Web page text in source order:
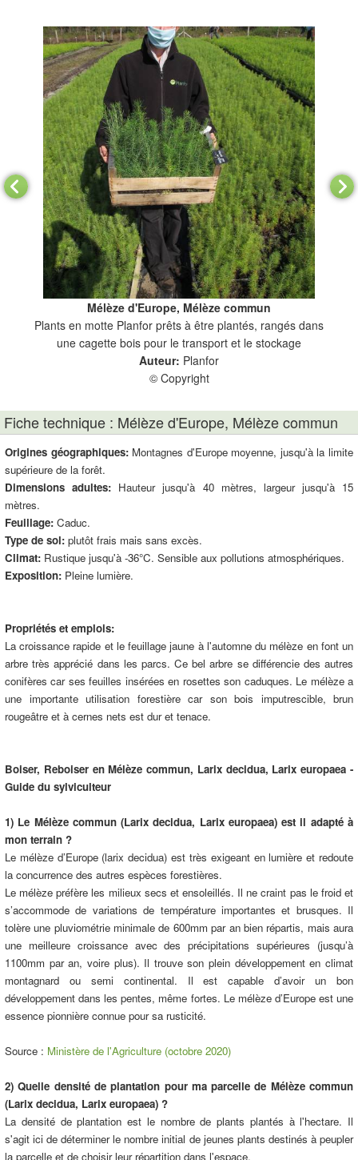
Mélèze d'Europe, Mélèze commun
Plants en motte Planfor prêts à être plantés, rangés dans
une cagette bois pour le transport et le stockage
Auteur: Planfor
© Copyright
Fiche technique : Mélèze d'Europe, Mélèze commun
Origines géographiques:Montagnes d'Europe moyenne, jusqu'à la limite
supérieure de la forêt.
Dimensions adultes: Hauteur jusqu'à 40 mètres, largeur jusqu'à 15
mètres.
Feuillage: Caduc.
Type de sol: plutôt frais mais sans excès.
Climat: Rustique jusqu'à -36°C. Sensible aux pollutions atmosphériques.
Exposition: Pleine lumière.
Propriétés et emplois:
La croissance rapide et le feuillage jaune à l'automne du mélèze en font un
arbre très apprécié dans les parcs. Ce bel arbre se différencie des autres
conifères car ses feuilles insérées en rosettes son caduques. Le mélèze a
une importante utilisation forestière car son bois imputrescible, brun
rougeâtre et à cernes nets est dur et tenace.
Boiser, Reboiser en Mélèze commun, Larix decidua, Larix europaea -
Guide du sylviculteur
1) Le Mélèze commun (Larix decidua, Larix europaea) est il adapté à
mon terrain ?
Le mélèze d’Europe (larix decidua) est très exigeant en lumière et redoute
la concurrence des autres espèces forestières.
Le mélèze préfère les milieux secs et ensoleillés. Il ne craint pas le froid et
s’accommode de variations de température importantes et brusques. Il
tolère une pluviométrie minimale de 600mm par an bien répartis, mais aura
une meilleure croissance avec des précipitations supérieures (jusqu’à
1100mm par an, voire plus). Il trouve son plein développement en climat
montagnard ou semi continental. Il est capable d’avoir un bon
développement dans les pentes, même fortes. Le mélèze d’Europe est une
essence pionnière connue pour sa rusticité.
Source : Ministère de l'Agriculture (octobre 2020)
2) Quelle densité de plantation pour ma parcelle de Mélèze commun
(Larix decidua, Larix europaea) ?
La densité de plantation est le nombre de plants plantés à l'hectare. Il
s'agit ici de déterminer le nombre initial de jeunes plants destinés à peupler
la parcelle et de choisir leur répartition dans l'espace.